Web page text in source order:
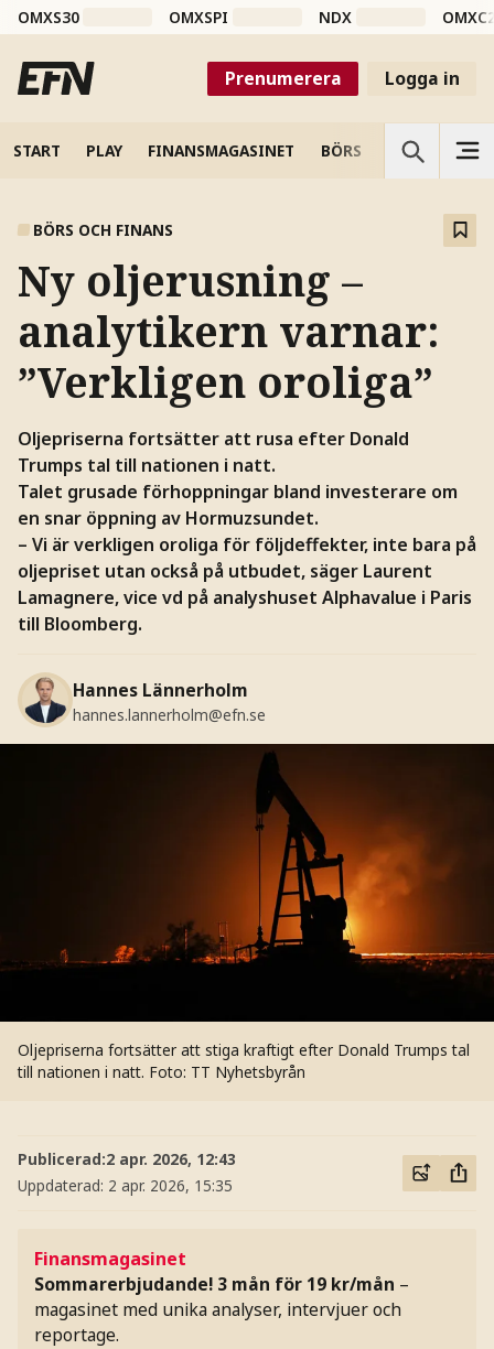
OMXS30 OMXSPI NDX
Prenumerera Logga in
START PLAY FINANSMAGASINET BÖRS VETENSKAP
BÖRS OCH FINANS
Ny oljerusning –
analytikern varnar:
”Verkligen oroliga”
Oljepriserna fortsätter att rusa efter Donald
Trumps tal till nationen i natt.
Talet grusade förhoppningar bland investerare om
en snar öppning av Hormuzsundet.
– Vi är verkligen oroliga för följdeffekter, inte bara på
oljepriset utan också på utbudet, säger Laurent
Lamagnere, vice vd på analyshuset Alphavalue i Paris
till Bloomberg.
Hannes Lännerholm
hannes.lannerholm@efn.se
Oljepriserna fortsätter att stiga kraftigt efter Donald Trumps tal
till nationen i natt. Foto: TT Nyhetsbyrån
Publicerad:2 apr. 2026, 12:43
Uppdaterad: 2 apr. 2026, 15:35
Finansmagasinet
Sommarerbjudande! 3 mån för 19 kr/mån –
magasinet med unika analyser, intervjuer och
reportage.